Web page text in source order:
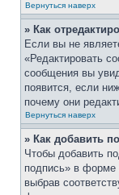
Вернуться наверх
» Как
Если вы не
«Редактировать
сообщения вы
появится, если
почему они
Вернуться наверх
» Как добавить
Чтобы добавить
подпись» в форме
выбрав